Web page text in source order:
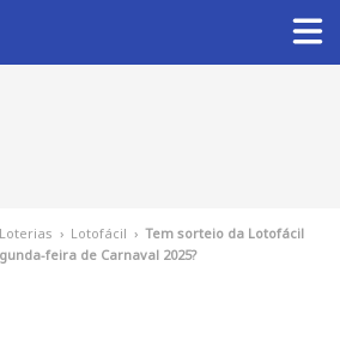
Loterias › Lotofácil › Tem sorteio da Lotofácil
feira de Carnaval 2025?